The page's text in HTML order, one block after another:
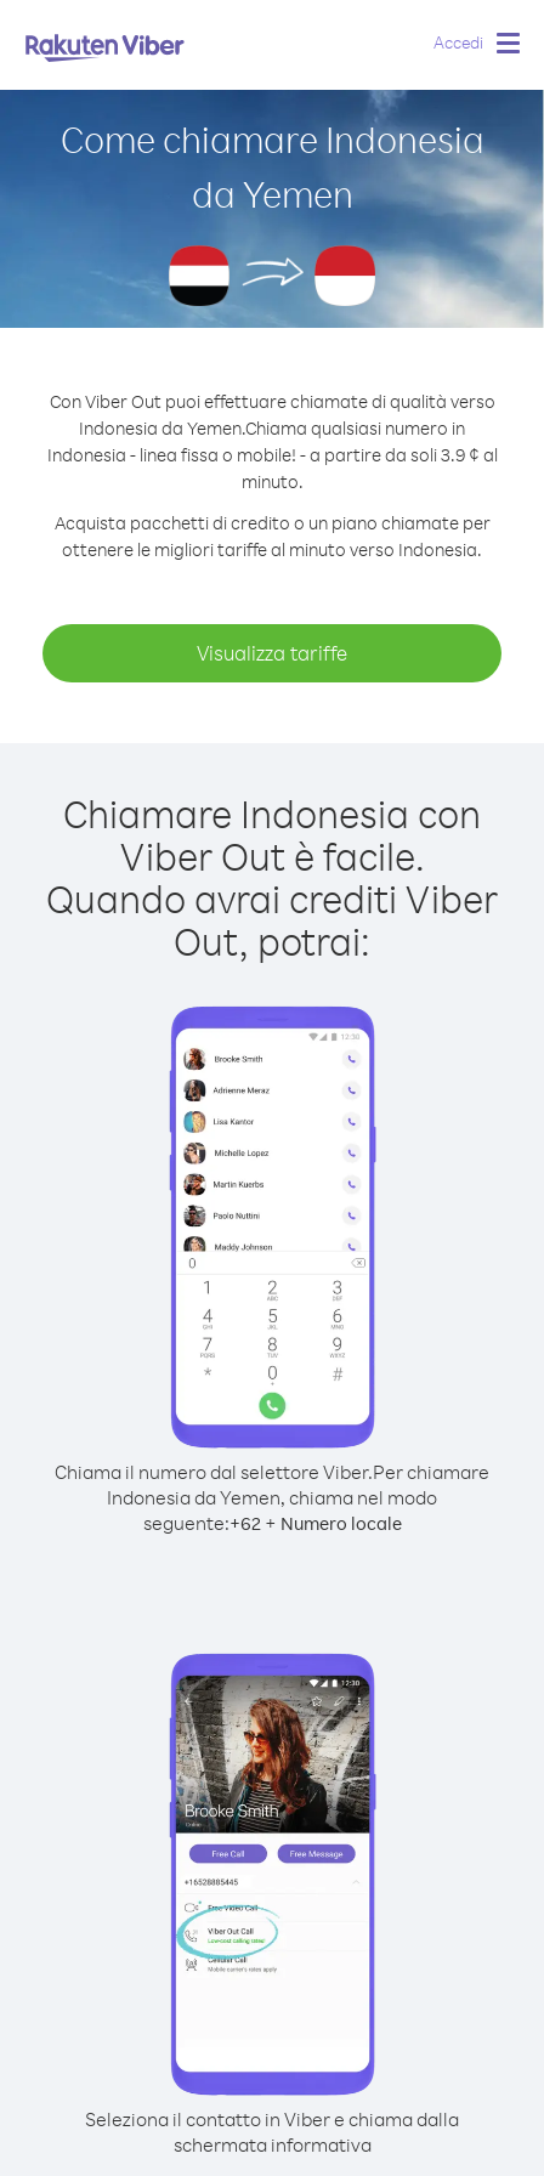
Accedi
Come chiamare Indonesia
da Yemen
Con Viber Out puoi effettuare chiamate di qualità verso
Indonesia da Yemen.Chiama qualsiasi numero in
Indonesia - linea fissa o mobile! - a partire da soli 3.9 ¢ al
minuto.
Acquista pacchetti di credito o un piano chiamate per
ottenere le migliori tariffe al minuto verso Indonesia.
Visualizza tariffe
Chiamare Indonesia con
Viber Out è facile.
Quando avrai crediti Viber
Out, potrai:
Chiama il numero dal selettore Viber.Per chiamare
Indonesia da Yemen, chiama nel modo
seguente:+62+ Numero locale
Seleziona il contatto in Viber e chiama dalla
schermata informativa